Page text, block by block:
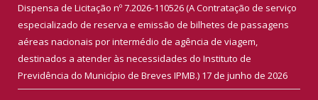
Dispensa de Licitação nº 7.2026-110526 (A Contratação de serviço
especializado de reserva e emissão de bilhetes de passagens
aéreas nacionais por intermédio de agência de viagem,
destinados a atender às necessidades do Instituto de
Previdência do Município de Breves IPMB.) 17 de junho de 2026